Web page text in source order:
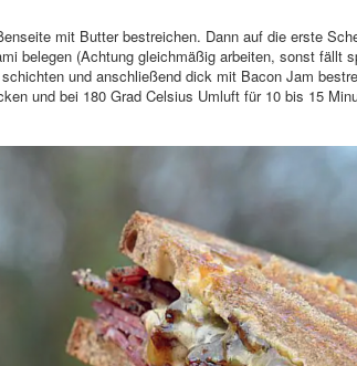
mit Butter bestreichen. Dann auf die erste
belegen (Achtung gleichmäßig arbeiten, sonst fällt
und anschließend dick mit Bacon Jam
und bei 180 Grad Celsius Umluft für 10 bis 15